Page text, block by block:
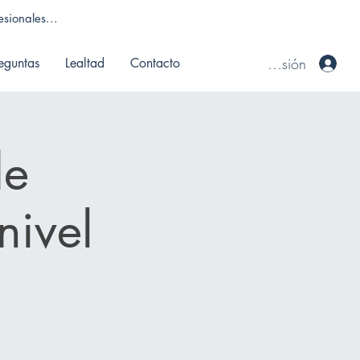
Lealtad Contacto Iniciar sesión